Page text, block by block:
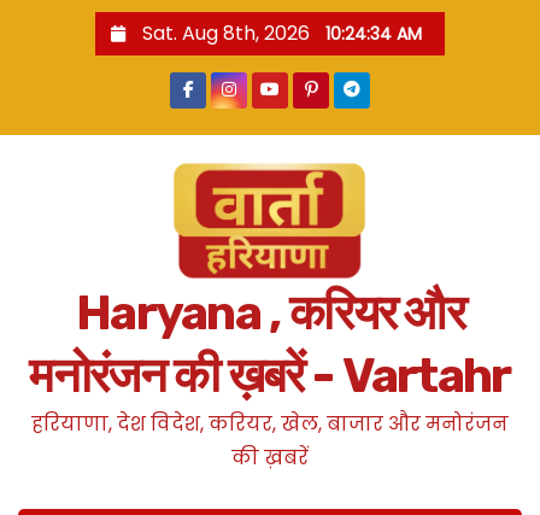
Sat. Aug 8th, 2026 10:24:35 AM
Haryana , करियर और
मनोरंजन की ख़बरें - Vartahr
हरियाणा, देश विदेश, करियर, खेल, बाजार और मनोरंजन
की ख़बरें